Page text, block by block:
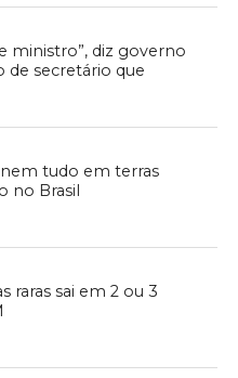
ministro”, diz governo
de secretário que
nem tudo em terras
no Brasil
raras sai em 2 ou 3